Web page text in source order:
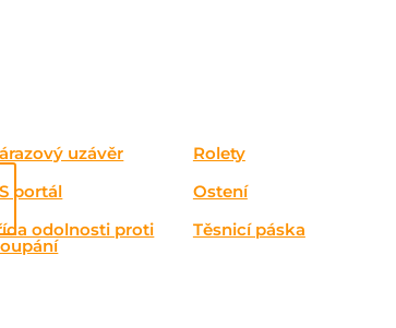
uzávěr Rolety
portál
Ostení
odolnosti proti
Těsnicí páska